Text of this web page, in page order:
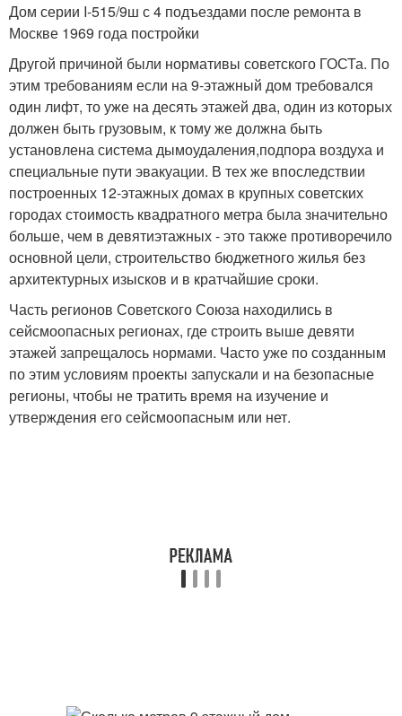
Дом серии I-515/9ш с 4 подъездами после ремонта в
Москве 1969 года постройки
Другой причиной были нормативы советского ГОСТа. По
этим требованиям если на 9-этажный дом требовался
один лифт, то уже на десять этажей два, один из которых
должен быть грузовым, к тому же должна быть
установлена система дымоудаления,подпора воздуха и
специальные пути эвакуации. В тех же впоследствии
построенных 12-этажных домах в крупных советских
городах стоимость квадратного метра была значительно
больше, чем в девятиэтажных - это также противоречило
основной цели, строительство бюджетного жилья без
архитектурных изысков и в кратчайшие сроки.
Часть регионов Советского Союза находились в
сейсмоопасных регионах, где строить выше девяти
этажей запрещалось нормами. Часто уже по созданным
по этим условиям проекты запускали и на безопасные
регионы, чтобы не тратить время на изучение и
утверждения его сейсмоопасным или нет.